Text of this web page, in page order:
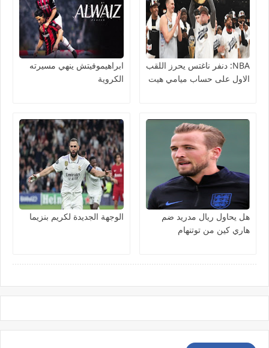
NBA: دنفر ناغتس يحرز اللقب
الاول على حساب ميامي هيت
ابراهيموفيتش ينهي مسيرته
الكروية
هل يحاول ريال مدريد ضم
هاري كين من توتنهام
الوجهة الجديدة لكريم بنزيما